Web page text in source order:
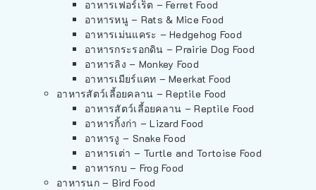
อาหารเฟอร์เร็ต – Ferret Food
อาหารหนู – Rats & Mice Food
อาหารเม่นแคระ – Hedgehog Food
อาหารกระรอกดิน – Prairie Dog Food
อาหารลิง – Monkey Food
อาหารเมียร์แคท – Meerkat Food
อาหารสัตว์เลี้อยคลาน – Reptile Food
อาหารสัตว์เลี้อยคลาน – Reptile Food
อาหารกิ้งก่า – Lizard Food
อาหารงู – Snake Food
อาหารเต่า – Turtle and Tortoise Food
อาหารกบ – Frog Food
อาหารนก – Bird Food